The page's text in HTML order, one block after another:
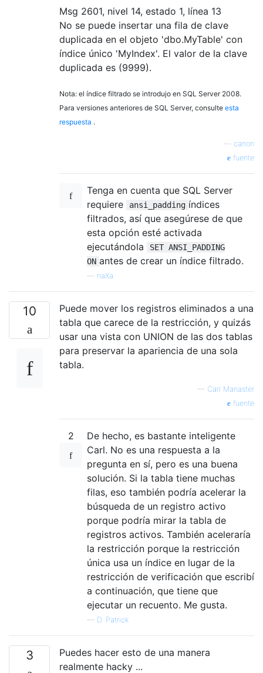
Msg 2601, nivel 14, estado 1, línea 13
No se puede insertar una fila de clave
duplicada en el objeto 'dbo.MyTable' con
índice único 'MyIndex'. El valor de la clave
duplicada es (9999).
Nota: el índice filtrado se introdujo en SQL Server 2008.
Para versiones anteriores de SQL Server, consulte esta
respuesta .
canon
fuente
Tenga en cuenta que SQL Server
requiere
ansi_padding índices
filtrados, así que asegúrese de que
esta opción esté activada
ejecutándola
SET ANSI_PADDING
ON antes de crear un índice filtrado.
naXa
10
Puede mover los registros eliminados a una
tabla que carece de la restricción, y quizás
usar una vista con UNION de las dos tablas
para preservar la apariencia de una sola
tabla.
— Carl Manaster
fuente
2
De hecho, es bastante inteligente
Carl. No es una respuesta a la
pregunta en sí, pero es una buena
solución. Si la tabla tiene muchas
filas, eso también podría acelerar la
búsqueda de un registro activo
porque podría mirar la tabla de
registros activos. También aceleraría
la restricción porque la restricción
única usa un índice en lugar de la
restricción de verificación que escribí
a continuación, que tiene que
ejecutar un recuento. Me gusta.
— D. Patrick
3
Puedes hacer esto de una manera
realmente hacky ...